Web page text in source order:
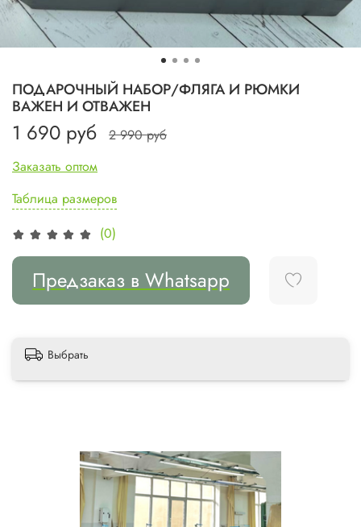
(0)
ПОДАРОЧНЫЙ НАБОР/ФЛЯГА И РЮМКИ
ВАЖЕН И ОТВАЖЕН
1 690 руб
2 990 руб
Заказать оптом
Таблица размеров
Предзаказ в Whatsapp
Выбрать